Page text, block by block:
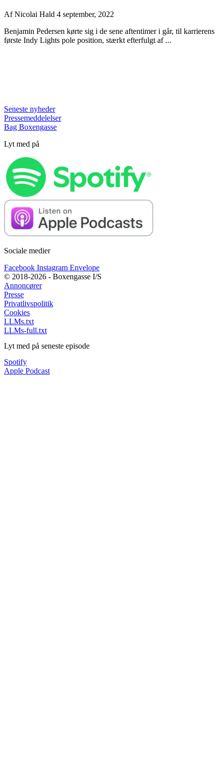
AfNicolai Hald 4 september, 2022
Benjamin Pedersen kørte sig i de sene aftentimer i går, til karrierens
første Indy Lights pole position, stærkt efterfulgt af ...
Seneste nyheder
Pressemeddelelser
Bag Boxengasse
Lyt med på
Sociale medier
Facebook Instagram Envelope
© 2018-2026 - Boxengasse I/S
Annoncører
Presse
Privatlivspolitik
Cookies
LLMs.txt
LLMs-full.txt
Lyt med på seneste episode
Spotify
Apple Podcast